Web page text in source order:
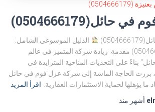
الدليل الموسوعي الشامل:
(شركة المتميز 0504666179) مقدمة: ريادة شركة المتميز في عالم
بناءً على التحديات المناخية المتزايدة في
برزت الحاجة الماسة إلى شركة عزل فوم في حائل
ما يؤهلها لحماية الاستثمارات العقارية.
اقرأ المزيد
منذ